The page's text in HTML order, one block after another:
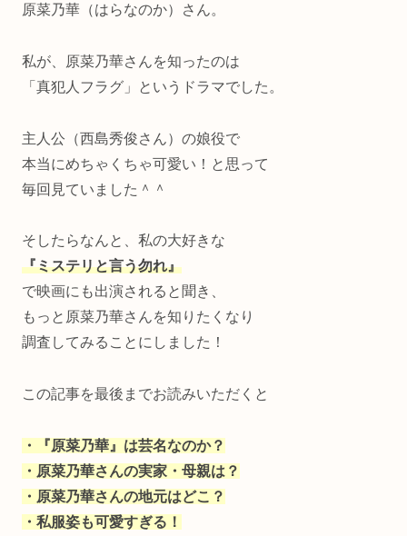
原菜乃華（はらなのか）さん。
私が、原菜乃華さんを知ったのは
「真犯人フラグ」というドラマでした。
主人公（西島秀俊さん）の娘役で
本当にめちゃくちゃ可愛い！と思って
毎回見ていました＾＾
そしたらなんと、私の大好きな
『ミステリと言う勿れ』
で映画にも出演されると聞き、
もっと原菜乃華さんを知りたくなり
調査してみることにしました！
この記事を最後までお読みいただくと
・『原菜乃華』は芸名なのか？
・原菜乃華さんの実家・母親は？
・原菜乃華さんの地元はどこ？
・私服姿も可愛すぎる！